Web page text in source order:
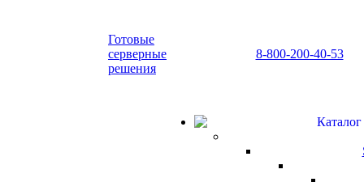
Готовые
серверные
решения
8-800-200-40-53